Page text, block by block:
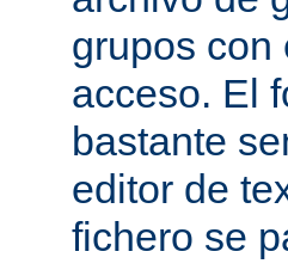
grupos con
acceso. El
bastante
editor de
fichero se